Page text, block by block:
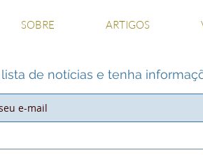
SOBRE ARTIGOS
de notícias e tenha